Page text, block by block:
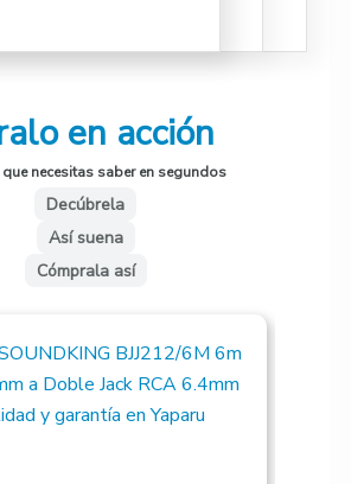
en acción
necesitas saber en segundos
Decúbrela
Así suena
Cómprala así